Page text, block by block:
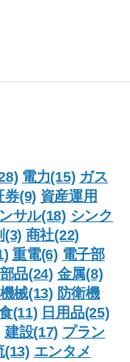
電力(15) ガス
券(9) 資産運用
サル(18) シンク
(3) 商社(22)
重電(6) 電子部
品(24) 金属(8)
械(13) 防衛機
(11) 日用品(25)
建設(17) プラン
(13) エンタメ